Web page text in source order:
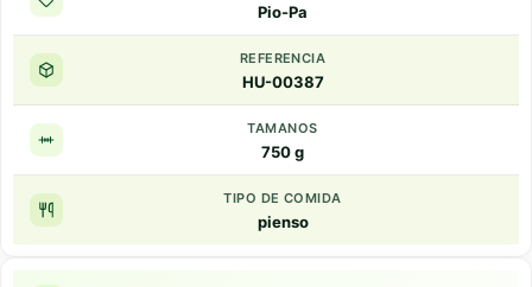
Pio-Pa
REFERENCIA
HU-00387
TAMANOS
750 g
TIPO DE COMIDA
pienso